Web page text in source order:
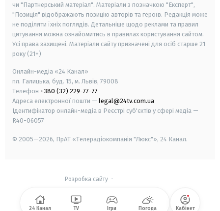
чи "Партнерський матеріал". Матеріали з позначкою "Експерт",
"Позиція" відображають позицію авторів та героїв. Редакція може
не поділяти їхніх поглядів. Детальніше щодо реклами та правил
цитування можна ознайомитись в правилах користування сайтом.
Усі права захищені. Матеріали сайту призначені для осіб старше 21
року (21+)
Онлайн-медіа «24 Канал»
пл. Галицька, буд. 15, м. Львів, 79008
Телефон +380 (32) 229-77-77
Адреса електронної пошти — legal@24tv.com.ua
Ідентифікатор онлайн-медіа в Реєстрі суб'єктів у сфері медіа —
R40-06057
© 2005—2026, ПрАТ «Телерадіокомпанія "Люкс"», 24 Канал.
Розробка сайту-
24 Канал TV Ігри Погода Кабінет